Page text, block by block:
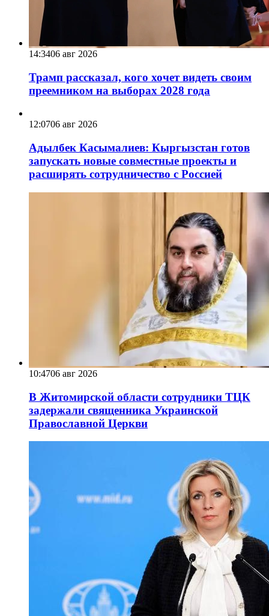
14:3406 авг 2026
Трамп рассказал, кого хочет видеть своим
преемником на выборах 2028 года
12:0706 авг 2026
Адылбек Касымалиев: Кыргызстан готов
запускать новые совместные проекты и
расширять сотрудничество с Россией
10:4706 авг 2026
В Житомирской области сотрудники ТЦК
задержали священника Украинской
Православной Церкви